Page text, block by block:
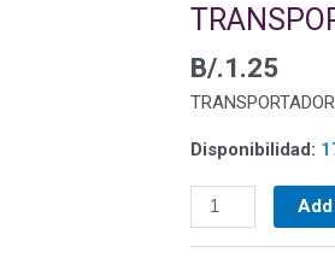
B/.1.25
Disponibilidad: